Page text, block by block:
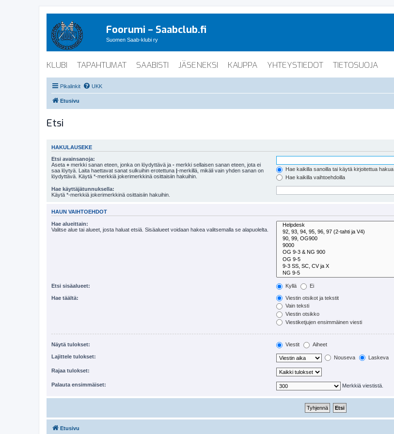
Foorumi – Saabclub.fi
Suomen Saab-klubi ry
KLUBI TAPAHTUMAT SAABISTI JÄSENEKSI KAUPPA YHTEYSTIEDOT TIETOSUOJA
Pikalinkit UKK
Etusivu
Etsi
HAKULAUSEKE
Etsi avainsanoja:
Aseta + merkki sanan eteen, jonka on löydyttävä ja - merkki sellaisen sanan eteen, jota ei
saa löytyä. Laita haettavat sanat sulkuihin erotettuna |-merkillä, mikäli vain yhden sanan on
löydyttävä. Käytä *-merkkiä jokerimerkkinä osittaisiin hakuihin.
Hae kaikilla sanoilla tai käytä kirjoitettua hakua
Hae kaikilla vaihtoehdoilla
Hae käyttäjätunnuksella:
Käytä *-merkkiä jokerimerkkinä osittaisiin hakuihin.
HAUN VAIHTOEHDOT
Hae alueittain:
Valitse alue tai alueet, josta haluat etsiä. Sisäalueet voidaan hakea valitsemalla se alapuolelta.
Etsi sisäalueet: Kyllä Ei
Hae täältä:
Viestin otsikot ja tekstit
Vain teksti
Viestin otsikko
Viestiketjujen ensimmäinen viesti
Näytä tulokset: Viestit Aiheet
Lajittele tulokset: Nouseva Laskeva
Rajaa tulokset:
Palauta ensimmäiset: Merkkiä viestistä.
Etusivu